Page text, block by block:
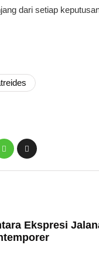
dari setiap
Ekspresi